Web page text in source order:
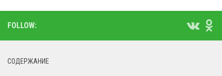
FOLLOW:
СОДЕРЖАНИЕ